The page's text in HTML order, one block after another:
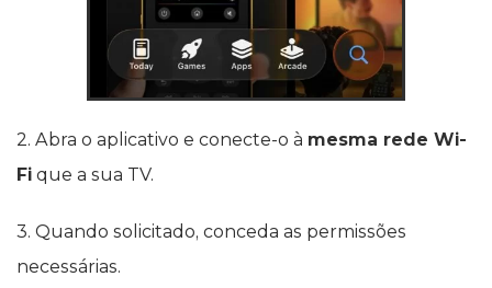
2. Abra o aplicativo e conecte-o à mesma rede Wi-
Fi que a sua TV.
3. Quando solicitado, conceda as permissões
necessárias.